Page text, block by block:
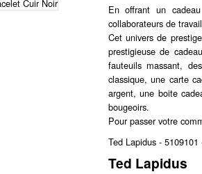
En offrant un
collaborateurs de
Cet univers de
prestigieuse de
fauteuils massant,
classique, une carte
argent, une boite
bougeoirs.
Pour passer votre
Ted Lapidus -
Ted Lapidus